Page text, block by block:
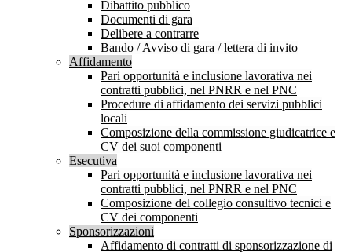
Dibattito pubblico
Documenti di gara
Delibere a contrarre
Bando / Avviso di gara / lettera di invito
Affidamento
Pari opportunità e inclusione lavorativa nei
contratti pubblici, nel PNRR e nel PNC
Procedure di affidamento dei servizi pubblici
locali
Composizione della commissione giudicatrice e
CV dei suoi componenti
Esecutiva
Pari opportunità e inclusione lavorativa nei
contratti pubblici, nel PNRR e nel PNC
Composizione del collegio consultivo tecnici e
CV dei componenti
Sponsorizzazioni
Affidamento di contratti di sponsorizzazione di